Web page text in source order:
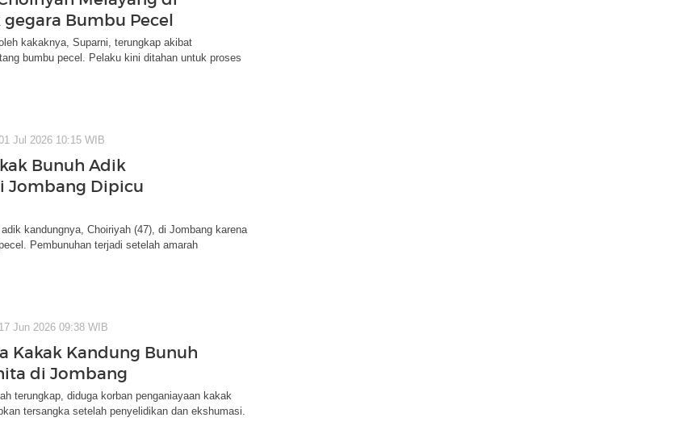
gegara Bumbu Pecel
kakaknya, Suparni, terungkap akibat
bumbu pecel. Pelaku kini ditahan untuk proses
Jul 2026 10:15 WIB
Bunuh Adik
Jombang Dipicu
kandungnya, Choiriyah (47), di Jombang karena
Pembunuhan terjadi setelah amarah
Jun 2026 09:38 WIB
Kakak Kandung Bunuh
di Jombang
terungkap, diduga korban penganiayaan kakak
tersangka setelah penyelidikan dan ekshumasi.